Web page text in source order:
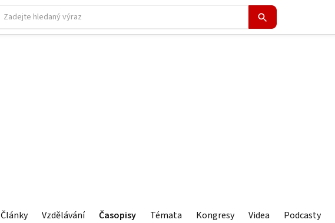
Články Vzdělávání Časopisy Témata Kongresy Videa Podcasty